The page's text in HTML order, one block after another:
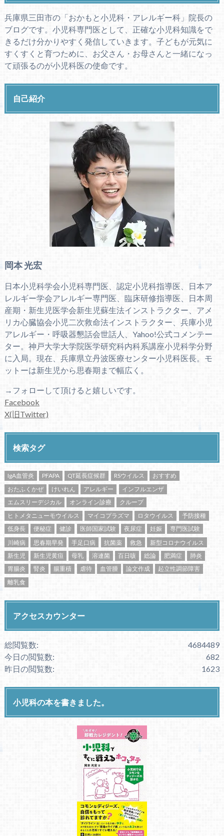
兵庫県三田市の「おかもと小児科・アレルギー科」院長の
ブログです。小児科専門医として、正確な小児科知識をで
きるだけ分かりやすく発信していきます。子どもが元気に
すくすくと育つために、お父さん・お母さんと一緒になっ
て頑張るのが小児科医の使命です。
自己紹介
岡本 光宏
日本小児科学会小児科専門医、認定小児科指導医、日本ア
レルギー学会アレルギー専門医、臨床研修指導医、日本周
産期・新生児医学会新生児蘇生法インストラクター、アメ
リカ心臓協会小児二次救命法インストラクター、兵庫小児
アレルギー・呼吸器懇話会世話人、Yahoo!公式コメンテー
ター。神戸大学大学院医学研究科内科系講座小児科学分野
に入局。現在、兵庫県立丹波医療センター小児科医長。モ
ットーは新生児から思春期まで幅広く。
→フォローして頂けると嬉しいです。
Facebook
X(旧Twitter)
検索タグ
IgA血管炎 PFAPA QT延長症候群 RSウイルス
おすすめ
おたふくかぜ
けいれん アレルギー
インフルエンザ
エムスリーデジカル
オンライン診療
クループ
ヒトメタニューモウイルス
マイコプラズマ ロタウイルス
予防接種
低身長
便秘症 健診 医師国家試験 夜尿症 妊娠
専門医試験
川崎病
思春期早発 手足口病 抗菌薬 救急
新型コロナウイルス
新生児
新生児黄疸 母乳 溶連菌 百日咳 総論 肥満症
肺炎
胃腸炎
腎炎 腸重積 虐待 血管腫 論文作成
起立性調節障害
離乳食
アクセスカウンター
4684489
総閲覧数:
682
今日の閲覧数:
1623
昨日の閲覧数:
小児科の本を書きました。